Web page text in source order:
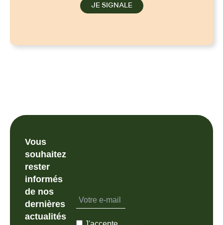
JE SIGNALE
Vous
souhaitez
rester
informés
de nos
dernières
actualités